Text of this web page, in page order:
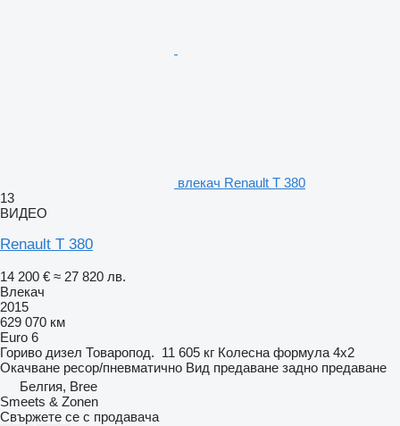
влекач Renault T 380
13
ВИДЕО
Renault T 380
14 200 € ≈ 27 820 лв.
Влекач
2015
629 070 км
Euro 6
Гориво дизел Товаропод. 11 605 кг Колесна формула 4x2
Окачване ресор/пневматично Вид предаване задно предаване
Белгия, Bree
Smeets & Zonen
Свържете се с продавача